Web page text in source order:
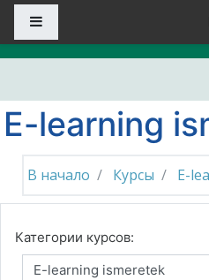
Перейти к основному
E-learning
В начало Курсы E-
Категории курсов: